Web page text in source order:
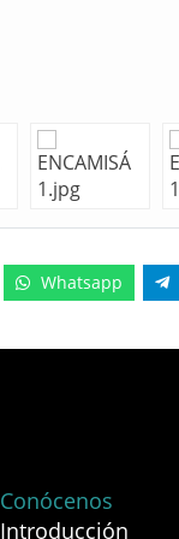
Whatsapp
Conócenos
Introducción